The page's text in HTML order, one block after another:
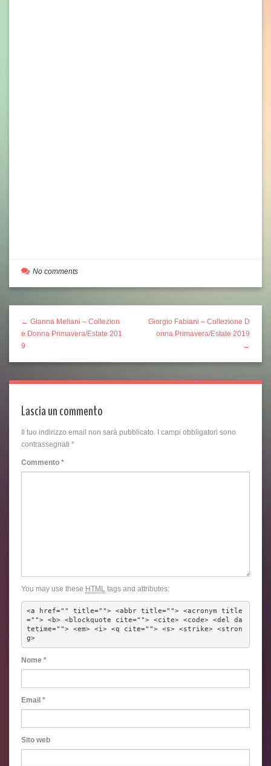
No comments
← Gianna Meliani – Collezion
e Donna Primavera/Estate 201
9
Giorgio Fabiani – Collezione D
onna Primavera/Estate 2019
→
Lascia un commento
Il tuo indirizzo email non sarà pubblicato.
I campi obbligatori sono
contrassegnati *
Commento *
You may use these HTML tags and attributes:
<a href="" title=""> <abbr title=""> <acronym title
=""> <b> <blockquote cite=""> <cite> <code> <del da
tetime=""> <em> <i> <q cite=""> <s> <strike> <stron
g>
Nome *
Email *
Sito web